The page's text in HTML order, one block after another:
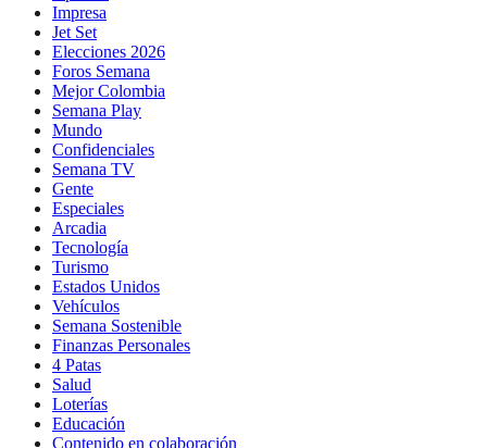
Impresa
Jet Set
Elecciones 2026
Foros Semana
Mejor Colombia
Semana Play
Mundo
Confidenciales
Semana TV
Gente
Especiales
Arcadia
Tecnología
Turismo
Estados Unidos
Vehículos
Semana Sostenible
Finanzas Personales
4 Patas
Salud
Loterías
Educación
Contenido en colaboración